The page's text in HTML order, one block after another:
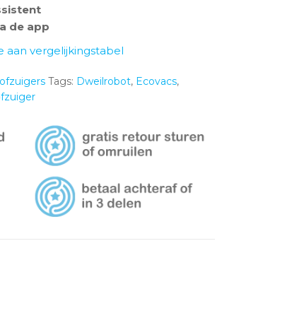
de app
aan vergelijkingstabel
Tags: Dweilrobot, Ecovacs,